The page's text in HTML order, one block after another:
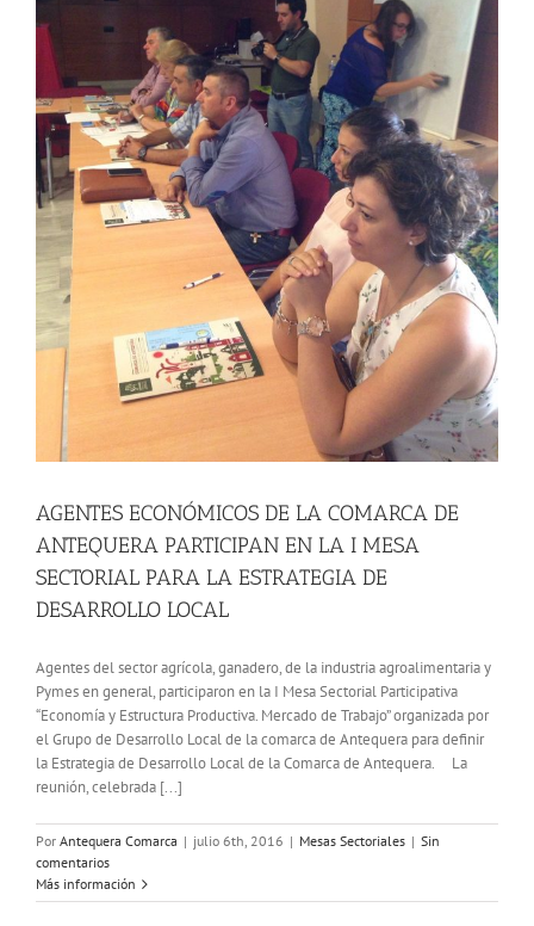
AGENTES ECONÓMICOS DE LA COMARCA DE
ANTEQUERA PARTICIPAN EN LA I MESA
SECTORIAL PARA LA ESTRATEGIA DE
DESARROLLO LOCAL
Agentes del sector agrícola, ganadero, de la industria agroalimentaria y
Pymes en general, participaron en la I Mesa Sectorial Participativa
“Economía y Estructura Productiva. Mercado de Trabajo” organizada por
el Grupo de Desarrollo Local de la comarca de Antequera para definir
la Estrategia de Desarrollo Local de la Comarca de Antequera. La
reunión, celebrada [...]
Por Antequera Comarca | julio 6th, 2016 | Mesas Sectoriales | Sin
comentarios
Más información